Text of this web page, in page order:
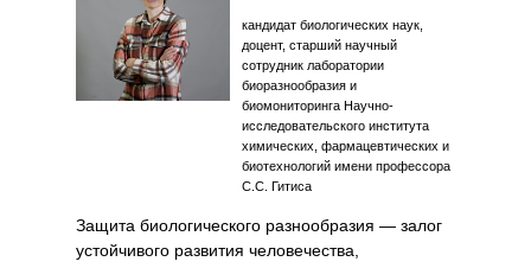
Защита биологического разнообразия — залог
устойчивого развития человечества,
кандидат биологических наук,
доцент, старший научный
сотрудник лаборатории
биоразнообразия и
биомониторинга Научно-
исследовательского института
химических, фармацевтических и
биотехнологий имени профессора
С.С. Гитиса